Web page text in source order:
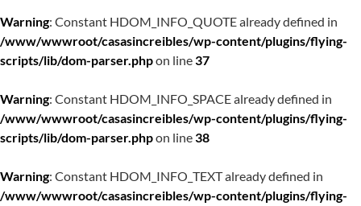
Warning: Constant HDOM_INFO_QUOTE already defined in
/www/wwwroot/casasincreibles/wp-content/plugins/flying-
scripts/lib/dom-parser.phpon line37
Warning: Constant HDOM_INFO_SPACE already defined in
/www/wwwroot/casasincreibles/wp-content/plugins/flying-
scripts/lib/dom-parser.phpon line38
Warning: Constant HDOM_INFO_TEXT already defined in
/www/wwwroot/casasincreibles/wp-content/plugins/flying-